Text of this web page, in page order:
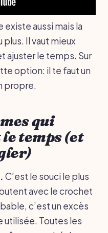
existe aussi mais la
Il vaut mieux
ajuster le temps. Sur
option: il te faut un
propre.
qui
temps (et
C’est le souci le plus
avec le crochet
c’est un excès
utilisée. Toutes les